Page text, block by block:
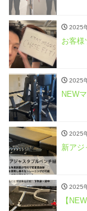
2025
お客様
2025
NEW
2025
新アジ
2025
【